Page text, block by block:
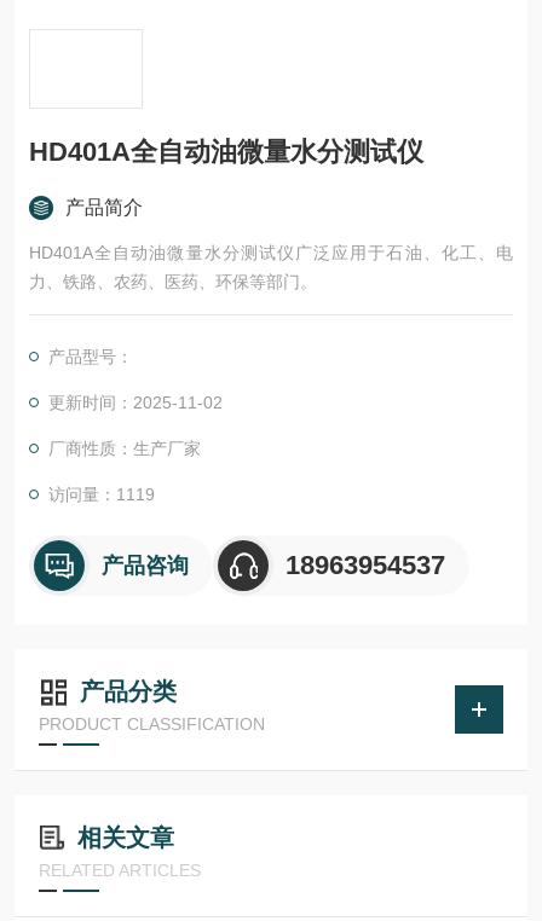
HD401A全自动油微量水分测试仪
产品简介
HD401A全自动油微量水分测试仪广泛应用于石油、化工、电
力、铁路、农药、医药、环保等部门。
产品型号：
更新时间：2025-11-02
厂商性质：生产厂家
访问量：1119
产品咨询 18963954537
产品分类
PRODUCT CLASSIFICATION
相关文章
RELATED ARTICLES